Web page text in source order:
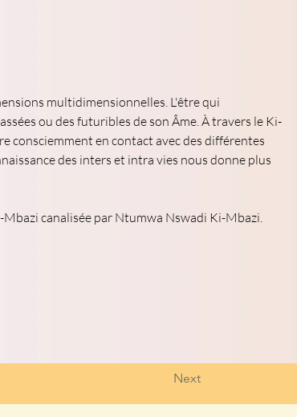
multidimensionnelles. L'être qui
ou des futuribles de son Âme. À travers le Ki-
consciemment en contact avec des différentes
des inters et intra vies nous donne plus
canalisée par Ntumwa Nswadi Ki-Mbazi.
Next